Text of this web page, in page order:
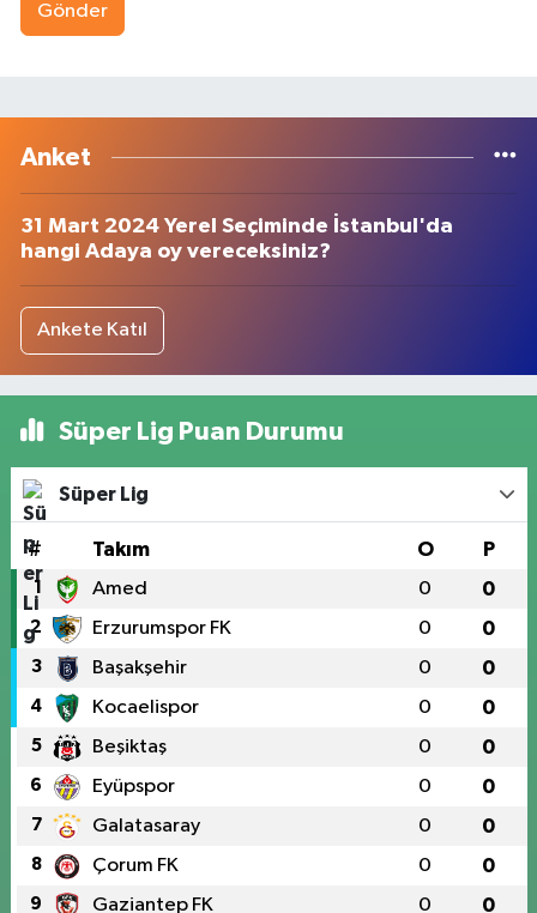
Gönder
Anket
31 Mart 2024 Yerel Seçiminde İstanbul'da
hangi Adaya oy vereceksiniz?
Ankete Katıl
Süper Lig Puan Durumu
Süper Lig
# Takım O P
1 Amed 0 0
2 Erzurumspor FK 0 0
3 Başakşehir 0 0
4 Kocaelispor 0 0
5 Beşiktaş 0 0
6 Eyüpspor 0 0
7 Galatasaray 0 0
8 Çorum FK 0 0
9 Gaziantep FK 0 0